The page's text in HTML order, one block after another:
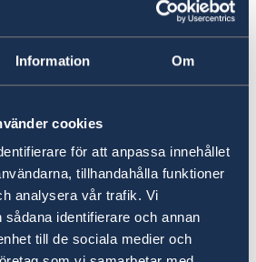
Information Om
cookies
för att anpassa innehållet
tillhandahålla funktioner
analysera vår trafik. Vi
identifierare och annan
till de sociala medier och
göra två personliga
först för att lämna
för svenskar i
bosatt i utlandet kan